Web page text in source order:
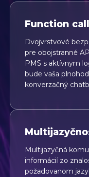
Function
Dvojvrstvové
pre obojstranné
PMS s aktívnym
bude vaša
konverzačný
Multijazyčná
informácií zo
požadovanom